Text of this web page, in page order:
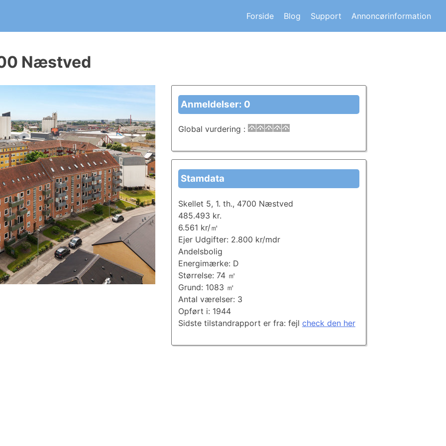
huskøb. Skriv og del anmeldelser i dag, og læs om andre huskøberes oplevelser.
Forside Blog Support Annoncørinformation
Næstved
Anmeldelser: 0
Global vurdering :
Stamdata
Skellet 5, 1. th., 4700 Næstved
485.493 kr.
6.561 kr/㎡
Ejer Udgifter: 2.800 kr/mdr
Andelsbolig
Energimærke: D
Størrelse: 74 ㎡
Grund: 1083 ㎡
Antal værelser: 3
Opført i: 1944
Sidste tilstandrapport er fra: fejl check den her